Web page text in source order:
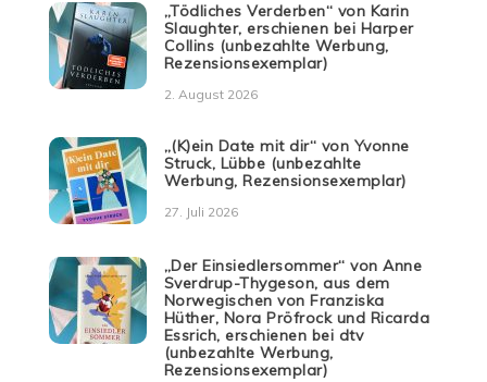
„Tödliches Verderben“ von Karin
Slaughter, erschienen bei Harper
Collins (unbezahlte Werbung,
Rezensionsexemplar)
2. August 2026
„(K)ein Date mit dir“ von Yvonne
Struck, Lübbe (unbezahlte
Werbung, Rezensionsexemplar)
27. Juli 2026
„Der Einsiedlersommer“ von Anne
Sverdrup-Thygeson, aus dem
Norwegischen von Franziska
Hüther, Nora Pröfrock und Ricarda
Essrich, erschienen bei dtv
(unbezahlte Werbung,
Rezensionsexemplar)